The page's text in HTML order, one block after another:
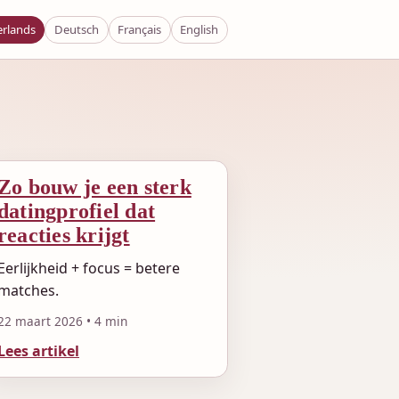
Deutsch Français English
bouw je een sterk
dat
krijgt
+ focus = betere
maart 2026 • 4 min
artikel